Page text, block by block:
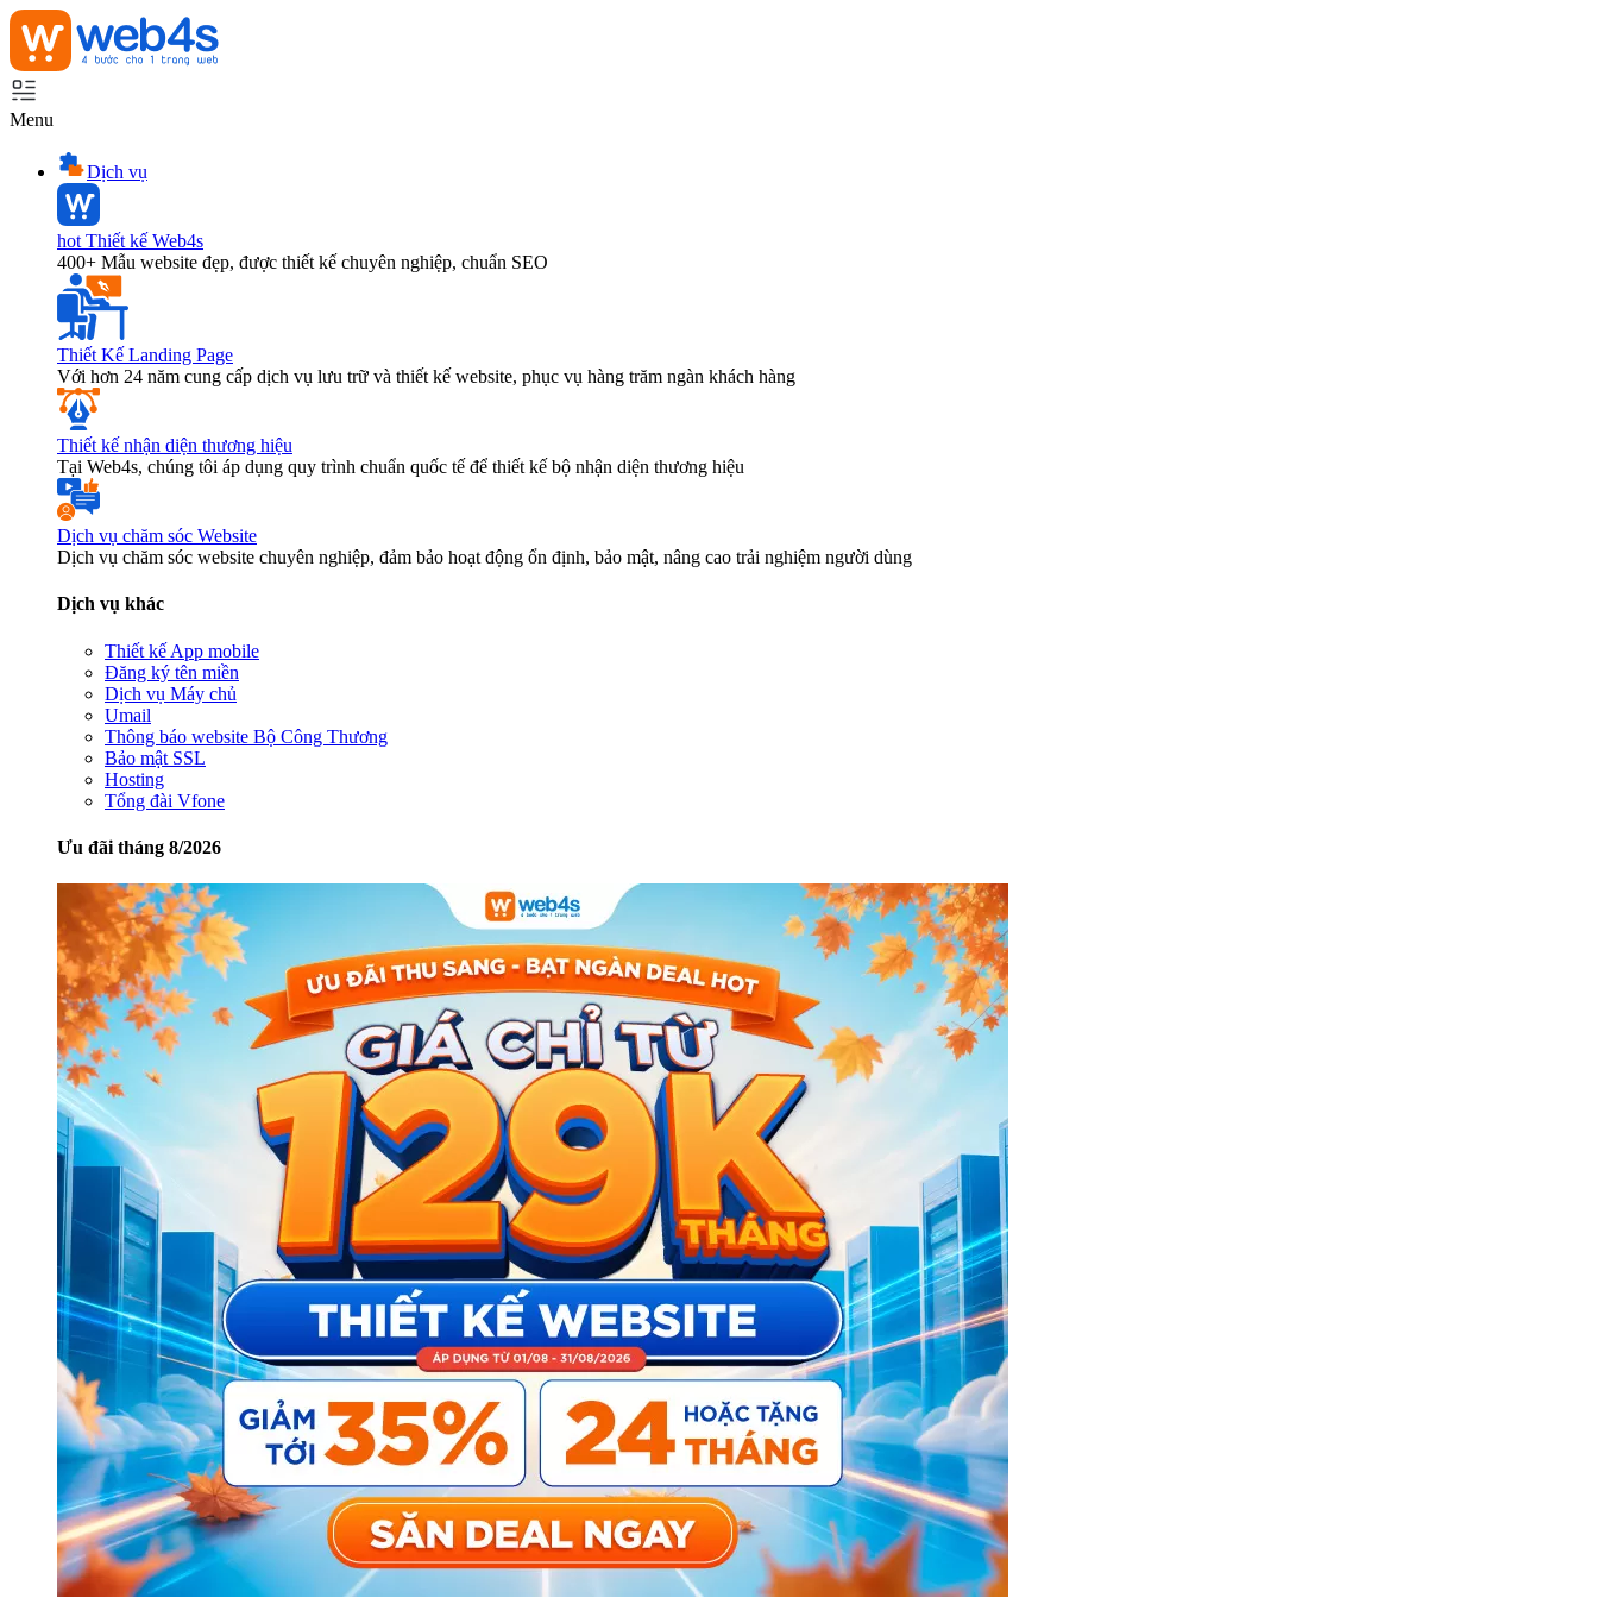
Menu
Dịch vụ
hot Thiết kế Web4s
400+ Mẫu website đẹp, được thiết kế chuyên nghiệp, chuẩn SEO
Thiết Kế Landing Page
Với hơn 24 năm cung cấp dịch vụ lưu trữ và thiết kế website, phục vụ hàng trăm ngàn khách hàng
Thiết kế nhận diện thương hiệu
Tại Web4s, chúng tôi áp dụng quy trình chuẩn quốc tế để thiết kế bộ nhận diện thương hiệu
Dịch vụ chăm sóc Website
Dịch vụ chăm sóc website chuyên nghiệp, đảm bảo hoạt động ổn định, bảo mật, nâng cao trải nghiệm người dùng
Dịch vụ khác
Thiết kế App mobile
Đăng ký tên miền
Dịch vụ Máy chủ
Umail
Thông báo website Bộ Công Thương
Bảo mật SSL
Hosting
Tổng đài Vfone
Ưu đãi tháng 8/2026